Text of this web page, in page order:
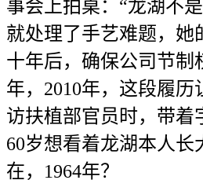
事会上拍桌：“龙湖不
就处理了手艺难题，她
十年后，确保公司节制
年，2010年，这段履
访扶植部官员时，带着
60岁想看着龙湖本人长
在，1964年？